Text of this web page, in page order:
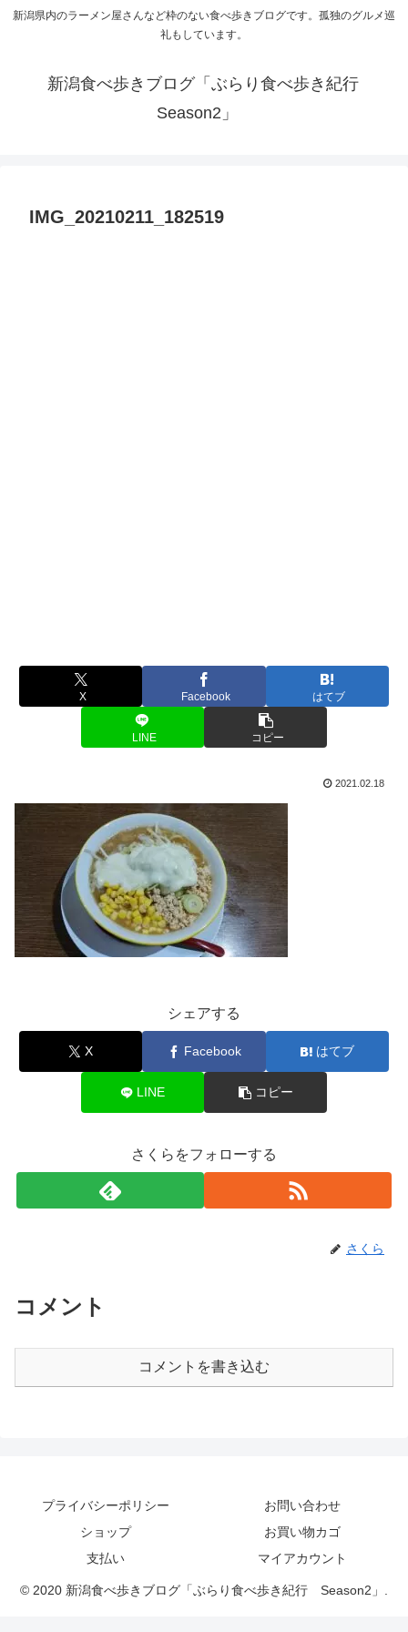
新潟県内のラーメン屋さんなど枠のない食べ歩きブログです。孤独のグルメ巡
礼もしています。
新潟食べ歩きブログ「ぶらり食べ歩き紀行
Season2」
IMG_20210211_182519
X Facebook はてブ
LINE コピー
2021.02.18
シェアする
X Facebook はてブ
LINE コピー
さくらをフォローする
さくら
コメント
コメントを書き込む
プライバシーポリシー
お問い合わせ
ショップ
お買い物カゴ
支払い
マイアカウント
© 2020 新潟食べ歩きブログ「ぶらり食べ歩き紀行 Season2」.